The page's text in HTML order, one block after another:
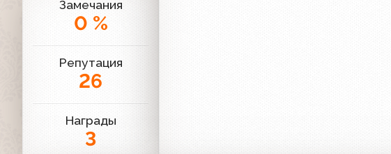
Замечания
0 %
Репутация
26
Награды
3